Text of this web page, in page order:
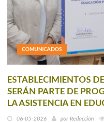
COMUNICADOS
ESTABLECIMIENTOS
SERÁN PARTE DE
LA ASISTENCIA EN
06-05-2026 por Redacción